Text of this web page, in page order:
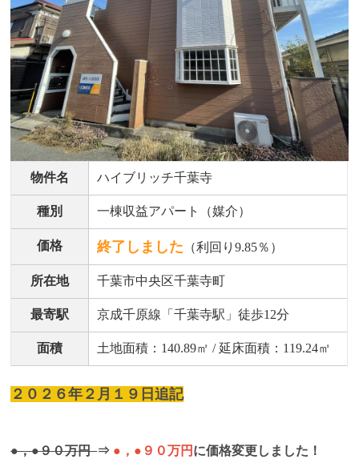
物件名 ハイブリッチ千葉寺
種別 一棟収益アパート（媒介）
価格 終了しました （利回り9.85％）
所在地 千葉市中央区千葉寺町
最寄駅 京成千原線「千葉寺駅」徒歩12分
面積 土地面積：140.89㎡ / 延床面積：119.24㎡
２０２６年２月１９日追記
●，●９０万円⇒ ●，●９０万円 に価格変更しました！